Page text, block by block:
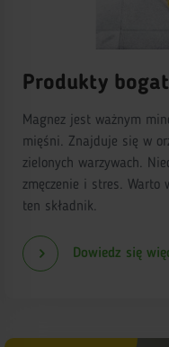
Produkty
Magnez jest ważnym
mięśni. Znajduje się w
zielonych warzywach.
zmęczenie i stres. Warto
ten składnik.
Dowiedz się